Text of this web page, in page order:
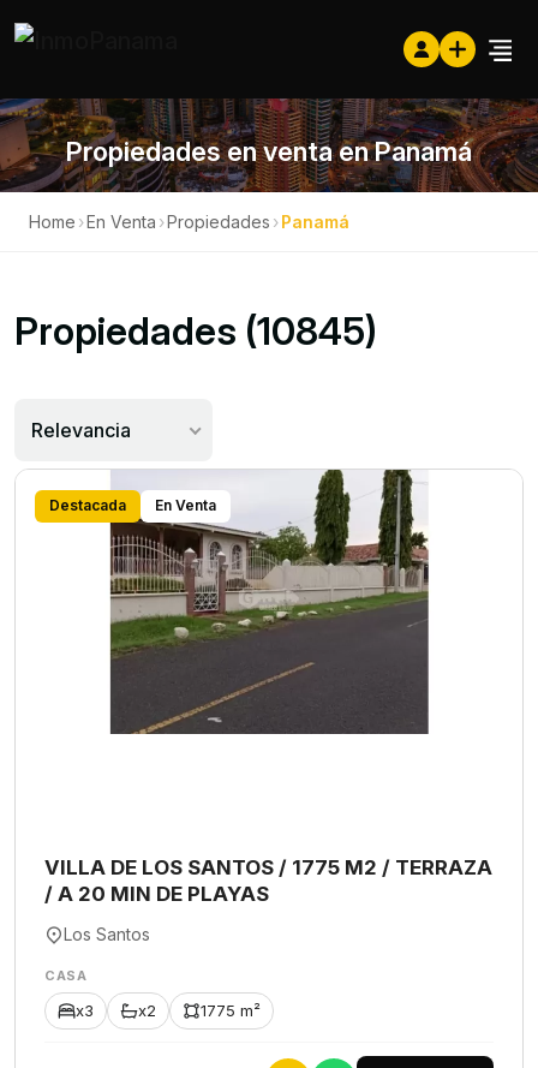
Propiedades en venta en Panamá
Home ›En Venta ›Propiedades ›Panamá
Propiedades (10845)
Relevancia
Destacada En Venta
VILLA DE LOS SANTOS / 1775 M2 / TERRAZA
/ A 20 MIN DE PLAYAS
Los Santos
CASA
x3 x2 1775 m²